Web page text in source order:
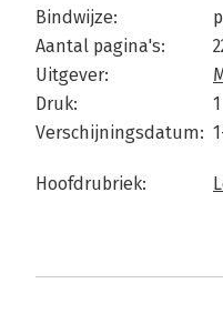
Bindwijze:
Aantal pagina's:
Uitgever:
Druk:
1
Verschijningsdatum:
Hoofdrubriek: